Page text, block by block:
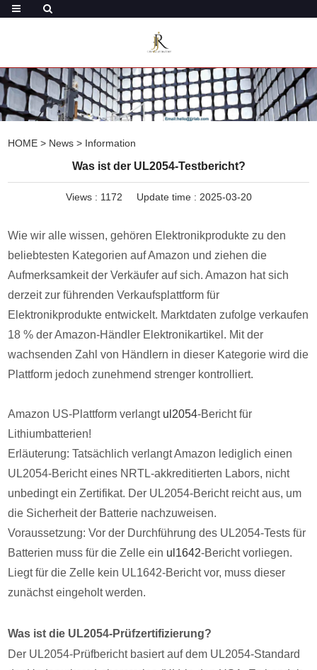
HOME > News > Information
Was ist der UL2054-Testbericht?
Views : 1172 Update time : 2025-03-20
Wie wir alle wissen, gehören Elektronikprodukte zu den
beliebtesten Kategorien auf Amazon und ziehen die
Aufmerksamkeit der Verkäufer auf sich. Amazon hat sich
derzeit zur führenden Verkaufsplattform für
Elektronikprodukte entwickelt. Marktdaten zufolge verkaufen
18 % der Amazon-Händler Elektronikartikel. Mit der
wachsenden Zahl von Händlern in dieser Kategorie wird die
Plattform jedoch zunehmend strenger kontrolliert.
Amazon US-Plattform verlangt ul2054-Bericht für
Lithiumbatterien!
Erläuterung: Tatsächlich verlangt Amazon lediglich einen
UL2054-Bericht eines NRTL-akkreditierten Labors, nicht
unbedingt ein Zertifikat. Der UL2054-Bericht reicht aus, um
die Sicherheit der Batterie nachzuweisen.
Voraussetzung: Vor der Durchführung des UL2054-Tests für
Batterien muss für die Zelle ein ul1642-Bericht vorliegen.
Liegt für die Zelle kein UL1642-Bericht vor, muss dieser
zunächst eingeholt werden.
Was ist die UL2054-Prüfzertifizierung?
Der UL2054-Prüfbericht basiert auf dem UL2054-Standard